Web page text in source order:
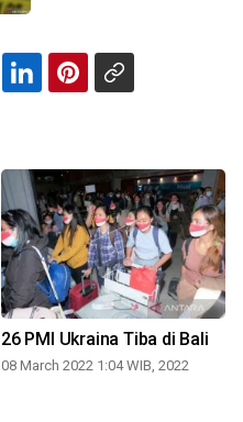
26 PMI Ukraina Tiba di Bali
08 March 2022 1:04 WIB, 2022